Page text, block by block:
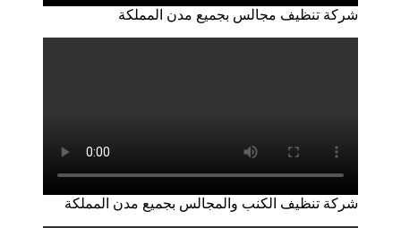
شركة تنظيف مجالس بجميع مدن المملكة
شركة تنظيف الكنب والمجالس بجميع مدن المملكة